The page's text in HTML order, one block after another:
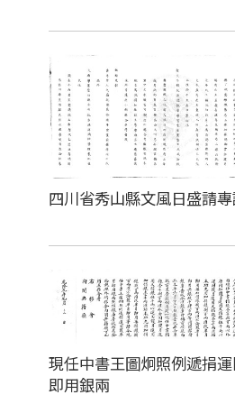
四川省秀山縣文風日盛請
現任中書王圖炯照例遞捐
即用銀兩